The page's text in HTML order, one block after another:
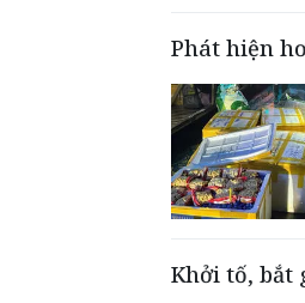
Phát hiện
Khởi tố, bắt